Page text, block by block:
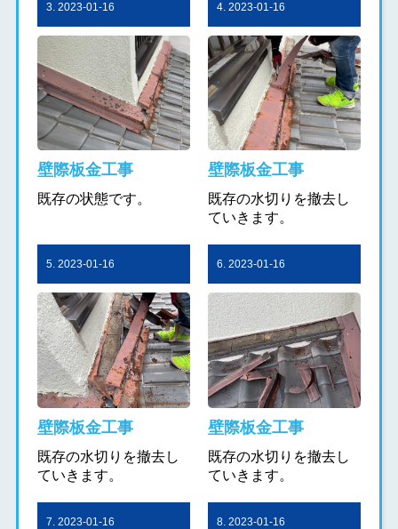
3. 2023-01-16
壁際板金工事
既存の状態です。
4. 2023-01-16
壁際板金工事
既存の水切りを撤去し
ていきます。
5. 2023-01-16
壁際板金工事
既存の水切りを撤去し
ていきます。
6. 2023-01-16
壁際板金工事
既存の水切りを撤去し
ていきます。
7. 2023-01-16 8. 2023-01-16